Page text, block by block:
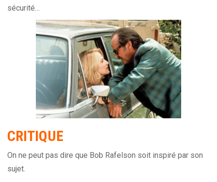
sécurité…
CRITIQUE
On ne peut pas dire que Bob Rafelson soit inspiré par son
sujet.